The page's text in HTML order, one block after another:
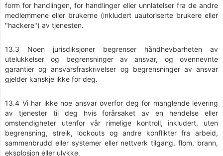
form for handlingen, for handlinger eller unnlatelser fra de andre
medlemmene eller brukerne (inkludert uautoriserte brukere eller
"hackere") av tjenesten.
13.3 Noen jurisdiksjoner begrenser håndhevbarheten av
utelukkelser og begrensninger av ansvar, og ovennevnte
garantier og ansvarsfraskrivelser og begrensninger av ansvar
gjelder kanskje ikke for deg.
13.4 Vi har ikke noe ansvar overfor deg for manglende levering
av tjenester til deg hvis forårsaket av en hendelse eller
omstendigheter utenfor vår rimelige kontroll, inkludert, uten
begrensning, streik, lockouts og andre konflikter fra arbeid,
sammenbrudd eller systemer eller nettverk tilgang, flom, brann,
eksplosjon eller ulykke.